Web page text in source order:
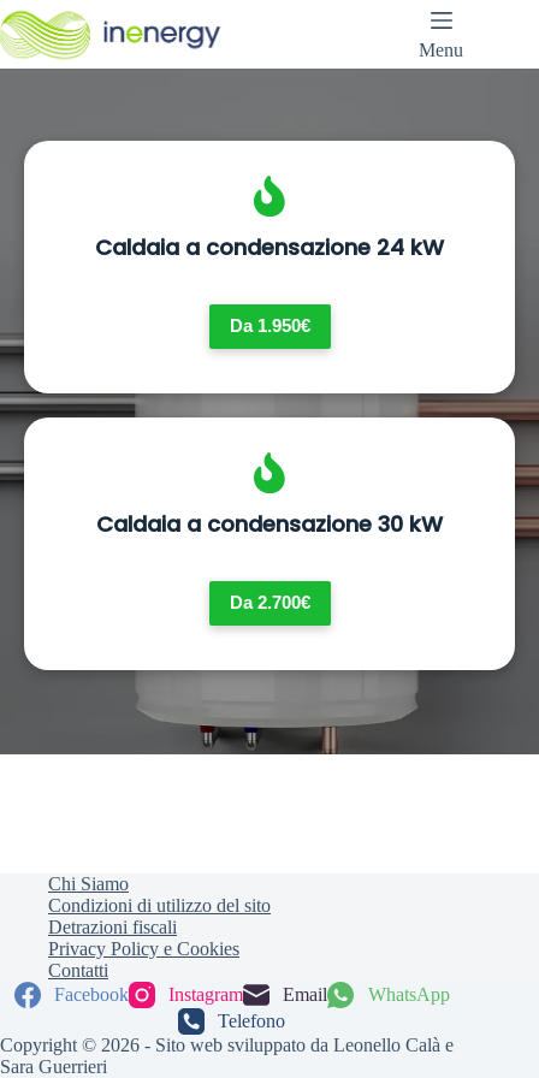
Salta
al
contenuto
Menu
Caldaia a condensazione 24 kW
Da 1.950€
Caldaia a condensazione 30 kW
Da 2.700€
Chi Siamo
Condizioni di utilizzo del sito
Detrazioni fiscali
Privacy Policy e Cookies
Contatti
Facebook
Instagram Email
WhatsApp
Telefono
Copyright © 2026 - Sito web sviluppato da Leonello Calà e
Sara Guerrieri